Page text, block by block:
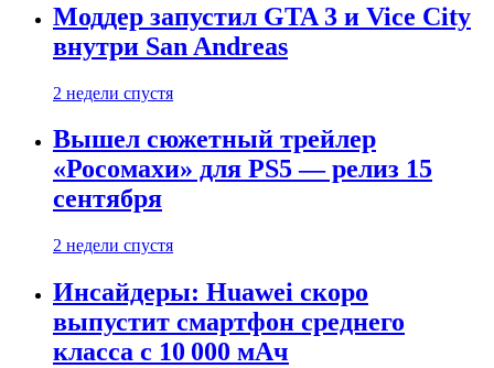
Моддер запустил GTA 3 и Vice City
внутри San Andreas
2 недели спустя
Вышел сюжетный трейлер
«Росомахи» для PS5 — релиз 15
сентября
2 недели спустя
Инсайдеры: Huawei скоро
выпустит смартфон среднего
класса с 10 000 мАч